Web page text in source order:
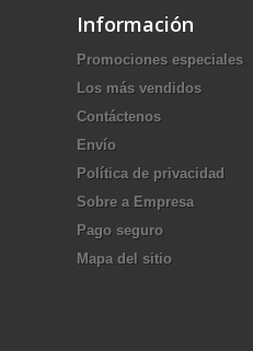
Información
Promociones especiales
Los más vendidos
Contáctenos
Envío
Política de privacidad
Sobre a Empresa
Pago seguro
Mapa del sitio